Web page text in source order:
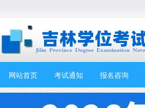
网站首页 考试通知 报名咨询